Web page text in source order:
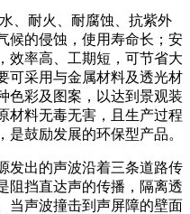
、耐火、耐腐蚀、抗紫外
候的侵蚀，使用寿命长；安
效率高、工期短，可节省大
可采用与金属材料及透光材
色彩及图案，以达到景观装
材料无毒无害，且生产过程
鼓励发展的环保型产品。
发出的声波沿着三条道路传
阻挡直达声的传播，隔离透
当声波撞击到声屏障的壁面